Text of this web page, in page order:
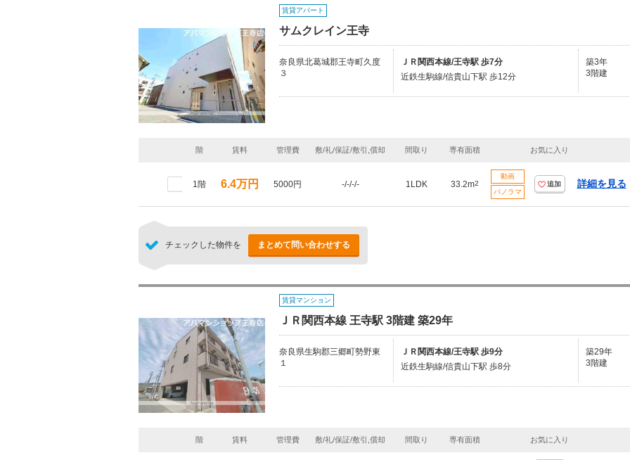
賃貸アパート
サムクレイン王寺
奈良県北葛城郡王寺町久度
３
ＪＲ関西本線/王寺駅 歩7分
近鉄生駒線/信貴山下駅 歩12分
築3年
3階建
階 賃料 管理費 敷/礼/保証/敷引,償却 間取り 専有面積 お気に入り
1階 6.4万円 5000円 -/-/-/- 1LDK 33.2m2
動画
パノラマ
追加 詳細を見る
チェックした物件を まとめて問い合わせする
賃貸マンション
ＪＲ関西本線 王寺駅 3階建 築29年
奈良県生駒郡三郷町勢野東
１
ＪＲ関西本線/王寺駅 歩9分
近鉄生駒線/信貴山下駅 歩8分
築29年
3階建
階 賃料 管理費 敷/礼/保証/敷引,償却 間取り 専有面積 お気に入り